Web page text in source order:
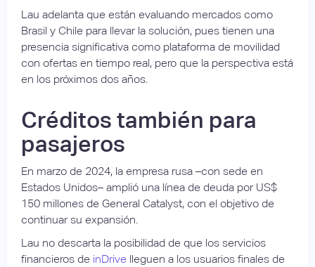
Lau adelanta que están evaluando mercados como
Brasil y Chile para llevar la solución, pues tienen una
presencia significativa como plataforma de movilidad
con ofertas en tiempo real, pero que la perspectiva está
en los próximos dos años.
Créditos también para
pasajeros
En marzo de 2024, la empresa rusa –con sede en
Estados Unidos– amplió una línea de deuda por US$
150 millones de General Catalyst, con el objetivo de
continuar su expansión.
Lau no descarta la posibilidad de que los servicios
financieros de inDrive lleguen a los usuarios finales de